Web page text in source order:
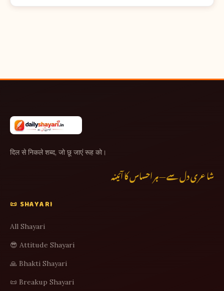
दिल से निकले शब्द, जो छू जाएं रूह को।
شاعری دل سے — ہر احساس کا آئینہ
📜 SHAYARI
All Shayari
😎 Attitude Shayari
🙏 Bhakti Shayari
📜 Breakup Shayari